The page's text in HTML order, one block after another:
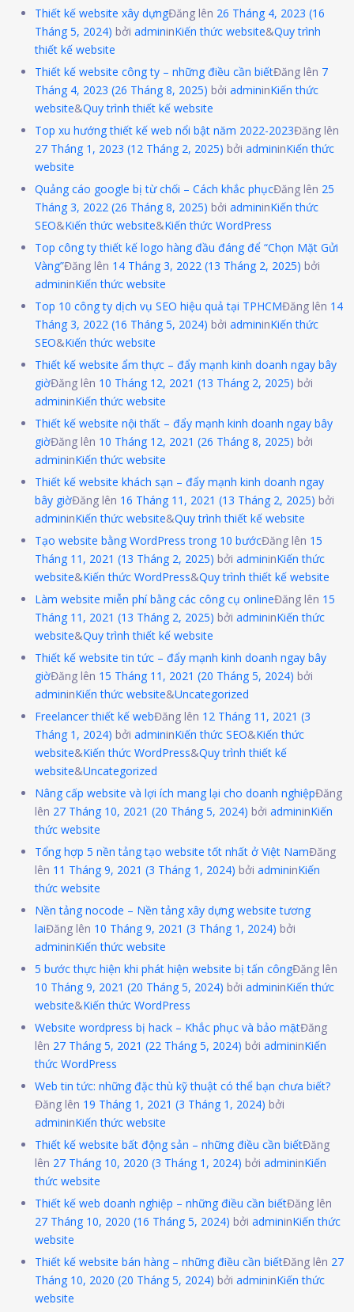
Thiết kế website xây dựngĐăng lên 26 Tháng 4, 2023 (16
Tháng 5, 2024) bởi admininKiến thức website&Quy trình
thiết kế website
Thiết kế website công ty – những điều cần biếtĐăng lên 7
Tháng 4, 2023 (26 Tháng 8, 2025) bởi admininKiến thức
website&Quy trình thiết kế website
Top xu hướng thiết kế web nổi bật năm 2022-2023Đăng lên
27 Tháng 1, 2023 (12 Tháng 2, 2025) bởi admininKiến thức
website
Quảng cáo google bị từ chối – Cách khắc phụcĐăng lên 25
Tháng 3, 2022 (26 Tháng 8, 2025) bởi admininKiến thức
SEO&Kiến thức website&Kiến thức WordPress
Top công ty thiết kế logo hàng đầu đáng để “Chọn Mặt Gửi
Vàng”Đăng lên 14 Tháng 3, 2022 (13 Tháng 2, 2025) bởi
admininKiến thức website
Top 10 công ty dịch vụ SEO hiệu quả tại TPHCMĐăng lên 14
Tháng 3, 2022 (16 Tháng 5, 2024) bởi admininKiến thức
SEO&Kiến thức website
Thiết kế website ẩm thực – đẩy mạnh kinh doanh ngay bây
giờĐăng lên 10 Tháng 12, 2021 (13 Tháng 2, 2025) bởi
admininKiến thức website
Thiết kế website nội thất – đẩy mạnh kinh doanh ngay bây
giờĐăng lên 10 Tháng 12, 2021 (26 Tháng 8, 2025) bởi
admininKiến thức website
Thiết kế website khách sạn – đẩy mạnh kinh doanh ngay
bây giờĐăng lên 16 Tháng 11, 2021 (13 Tháng 2, 2025) bởi
admininKiến thức website&Quy trình thiết kế website
Tạo website bằng WordPress trong 10 bướcĐăng lên 15
Tháng 11, 2021 (13 Tháng 2, 2025) bởi admininKiến thức
website&Kiến thức WordPress&Quy trình thiết kế website
Làm website miễn phí bằng các công cụ onlineĐăng lên 15
Tháng 11, 2021 (13 Tháng 2, 2025) bởi admininKiến thức
website&Quy trình thiết kế website
Thiết kế website tin tức – đẩy mạnh kinh doanh ngay bây
giờĐăng lên 15 Tháng 11, 2021 (20 Tháng 5, 2024) bởi
admininKiến thức website&Uncategorized
Freelancer thiết kế webĐăng lên 12 Tháng 11, 2021 (3
Tháng 1, 2024) bởi admininKiến thức SEO&Kiến thức
website&Kiến thức WordPress&Quy trình thiết kế
website&Uncategorized
Nâng cấp website và lợi ích mang lại cho doanh nghiệpĐăng
lên 27 Tháng 10, 2021 (20 Tháng 5, 2024) bởi admininKiến
thức website
Tổng hợp 5 nền tảng tạo website tốt nhất ở Việt NamĐăng
lên 11 Tháng 9, 2021 (3 Tháng 1, 2024) bởi admininKiến
thức website
Nền tảng nocode – Nền tảng xây dựng website tương
laiĐăng lên 10 Tháng 9, 2021 (3 Tháng 1, 2024) bởi
admininKiến thức website
5 bước thực hiện khi phát hiện website bị tấn côngĐăng lên
10 Tháng 9, 2021 (20 Tháng 5, 2024) bởi admininKiến thức
website&Kiến thức WordPress
Website wordpress bị hack – Khắc phục và bảo mậtĐăng
lên 27 Tháng 5, 2021 (22 Tháng 5, 2024) bởi admininKiến
thức WordPress
Web tin tức: những đặc thù kỹ thuật có thể bạn chưa biết?
Đăng lên 19 Tháng 1, 2021 (3 Tháng 1, 2024) bởi
admininKiến thức website
Thiết kế website bất động sản – những điều cần biếtĐăng
lên 27 Tháng 10, 2020 (3 Tháng 1, 2024) bởi admininKiến
thức website
Thiết kế web doanh nghiệp – những điều cần biếtĐăng lên
27 Tháng 10, 2020 (16 Tháng 5, 2024) bởi admininKiến thức
website
Thiết kế website bán hàng – những điều cần biếtĐăng lên 27
Tháng 10, 2020 (20 Tháng 5, 2024) bởi admininKiến thức
website